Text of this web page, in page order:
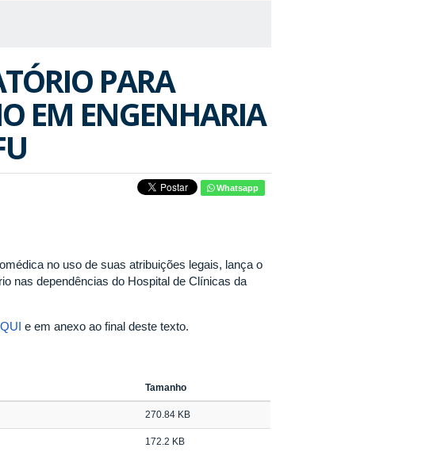
PARA
EM ENGENHARIA
Whatsapp
no uso de suas atribuições legais, lança o
nas dependências do Hospital de Clínicas da
e em anexo ao final deste texto.
Tamanho
270.84 KB
172.2 KB